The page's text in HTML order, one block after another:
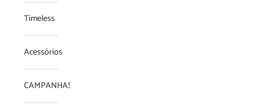
Timeless
Acessórios
CAMPANHAS